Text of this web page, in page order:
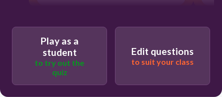
Play as a
student
to try out the
quiz
Edit questions
to suit your class